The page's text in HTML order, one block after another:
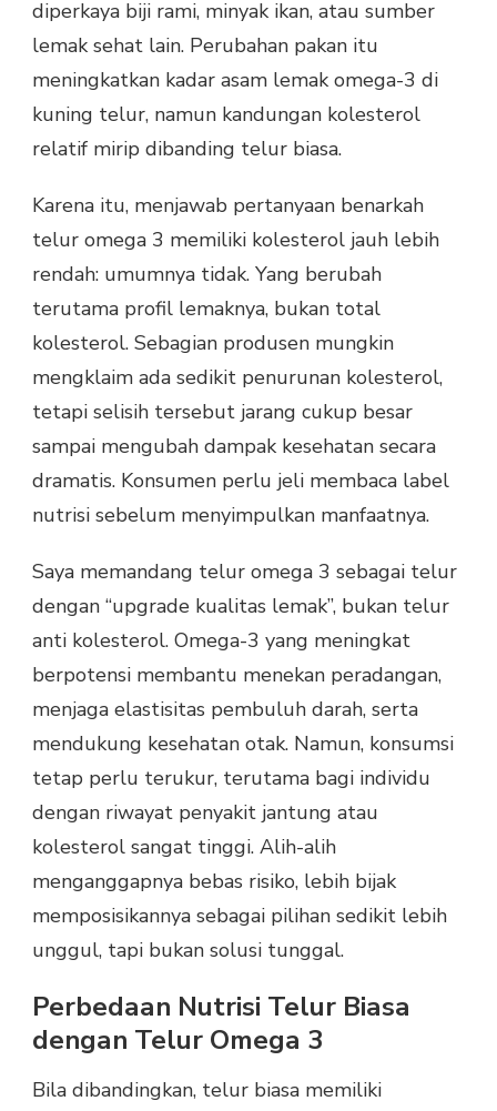
diperkaya biji rami, minyak ikan, atau sumber
lemak sehat lain. Perubahan pakan itu
meningkatkan kadar asam lemak omega-3 di
kuning telur, namun kandungan kolesterol
relatif mirip dibanding telur biasa.
Karena itu, menjawab pertanyaan benarkah
telur omega 3 memiliki kolesterol jauh lebih
rendah: umumnya tidak. Yang berubah
terutama profil lemaknya, bukan total
kolesterol. Sebagian produsen mungkin
mengklaim ada sedikit penurunan kolesterol,
tetapi selisih tersebut jarang cukup besar
sampai mengubah dampak kesehatan secara
dramatis. Konsumen perlu jeli membaca label
nutrisi sebelum menyimpulkan manfaatnya.
Saya memandang telur omega 3 sebagai telur
dengan “upgrade kualitas lemak”, bukan telur
anti kolesterol. Omega-3 yang meningkat
berpotensi membantu menekan peradangan,
menjaga elastisitas pembuluh darah, serta
mendukung kesehatan otak. Namun, konsumsi
tetap perlu terukur, terutama bagi individu
dengan riwayat penyakit jantung atau
kolesterol sangat tinggi. Alih-alih
menganggapnya bebas risiko, lebih bijak
memposisikannya sebagai pilihan sedikit lebih
unggul, tapi bukan solusi tunggal.
Perbedaan Nutrisi Telur Biasa
dengan Telur Omega 3
Bila dibandingkan, telur biasa memiliki